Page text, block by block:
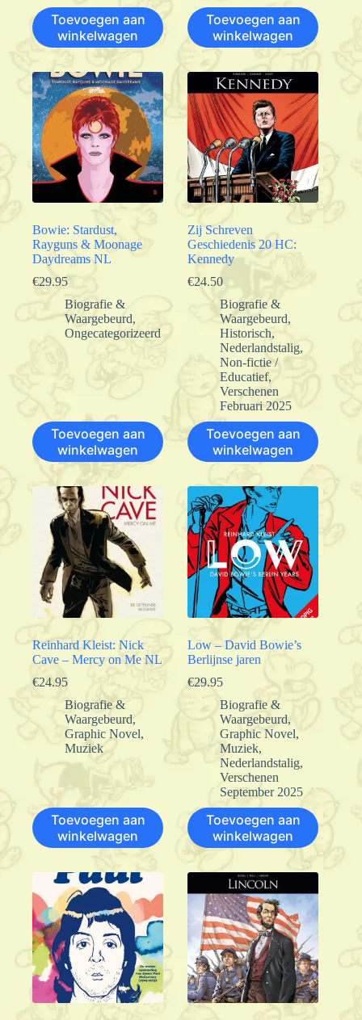
Toevoegen aan
winkelwagen
Toevoegen aan
winkelwagen
Bowie: Stardust,
Rayguns & Moonage
Daydreams NL
€29.95
Biografie &
Waargebeurd,
Ongecategorizeerd
Toevoegen aan
winkelwagen
Zij Schreven
Geschiedenis 20 HC:
Kennedy
€24.50
Biografie &
Waargebeurd,
Historisch,
Nederlandstalig,
Non-fictie /
Educatief,
Verschenen
Februari 2025
Toevoegen aan
winkelwagen
Reinhard Kleist: Nick
Cave – Mercy on Me NL
€24.95
Biografie &
Waargebeurd,
Graphic Novel,
Muziek
Toevoegen aan
winkelwagen
Low – David Bowie’s
Berlijnse jaren
€29.95
Biografie &
Waargebeurd,
Graphic Novel,
Muziek,
Nederlandstalig,
Verschenen
September 2025
Toevoegen aan
winkelwagen